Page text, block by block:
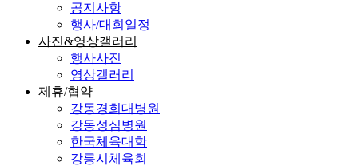
공지사항
행사/대회일정
사진&영상갤러리
행사사진
영상갤러리
제휴/협약
강동경희대병원
강동성심병원
한국체육대학
강릉시체육회